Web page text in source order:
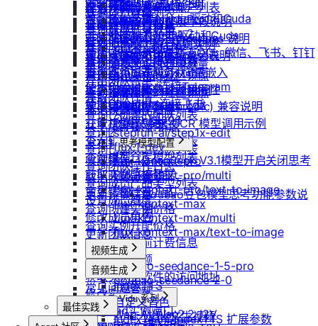
配置外网加速
云硬盘扩容与挂载
云存储挂载
模型库挂载
自启动
手动安装监控
无卡模式
Windows安装Nvidia驱动和Cuda
ubuntu安装Nvidia驱动和Cuda
使用LangBot快速部署QQ、微信、飞书、钉钉
机器人
使用Clawdbot连接Telegram
使用Clawdbot连接飞书
重装实例
重置实例密码
升降配实例
获取支持的可用区信息列表
查询网络加速服务状态
检查指定规格的资源可用性
获取可用机型列表
获取机型族列表
查询软件端口映射列表
查询模型仓库模型列表
获取实例监控数据
变更实例计费方式
查询创建实例价格
查询实例升配价格
查询实例当前计费信息
查询退费金额
获取实例上软件的访问地址
修改实例名称
更新Pod实例端口
查询镜像已共享的账户列表
获取镜像标签列表
查询他人共享给自己的镜像
查询已收藏的镜像列表
查询自己发布的社区镜像
查询指定用户的社区镜像
查询镜像制作进度
共享/取消共享镜像
发布镜像到社区
收藏镜像
取消收藏镜像
更新镜像信息
挂载已有云盘
查询云盘扩容价格
挂载 US3 对象存储到实例
云存储文件上传和下载
查询成员订单列表
查询成员订单数量
查询成员未支付订单
查询成员未支付订单数量
导出团队账单
获取团队详情
查询已创建的团队列表
查询团队邀请记录
查询已加入的团队列表
查询团队操作日志
查询成员产品类型列表
设置成员额度
修改成员角色
更新团队信息
模型协议支持说明
API支持与扩展字段说明
OpenAI-Completions 说明
OpenAI-Response说明
Embeddings 向量嵌入
Gemini 快速开始
Claude (Anthropic) 兼容说明
DeepSeek-OCR 模型调用示例
思考模型配置
DeepSeek V3.1模型开启关闭思考
说明
Doubao豆包模型思考功能参数说
明
Nano Banana
Nano Banana Pro
Nano Banana 2
gpt-image-1
gpt-image-1.5
gpt-image-2
doubao-seedream
Qwen-Image-Edit
Qwen-Image
stepfun-ai/step1x-edit
flux.1-dev
flux-kontext-pro
flux-kontext-pro/multi
flux-kontext-pro/text-to-image
flux-kontext-max
flux-kontext-max/multi
flux-kontext-max/text-to-image
视频生成
doubao-seedance-1-5-pro
doubao-seedance-2-0
Vidu 系列
Vidu/文生视频
Wan-AI/Wan2.2-I2V
音频生成
IndexTTS
自定义音色
IndexTeam/IndexTTS 扩展参数
常见问题答疑
最佳实践